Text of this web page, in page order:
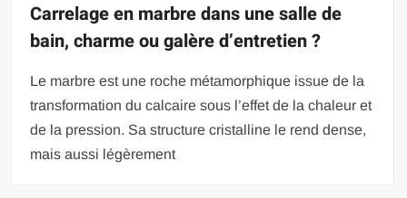
Carrelage en marbre dans une salle de
bain, charme ou galère d’entretien ?
Le marbre est une roche métamorphique issue de la
transformation du calcaire sous l’effet de la chaleur et
de la pression. Sa structure cristalline le rend dense,
mais aussi légèrement